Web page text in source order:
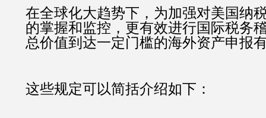
在全球化大趋势下，为加强对美国纳
的掌握和监控，更有效进行国际税务
总价值到达一定门槛的海外资产申报
这些规定可以简括介绍如下：